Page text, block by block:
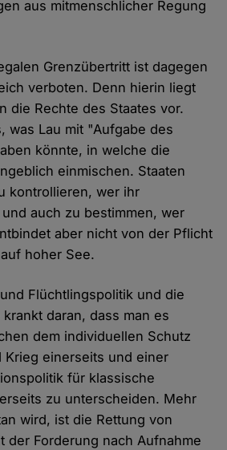
aus mitmenschlicher Regung
Grenzübertritt ist dagegen
verboten. Denn hierin liegt
die Rechte des Staates vor.
was Lau mit "Aufgabe des
könnte, in welche die
einmischen. Staaten
kontrollieren, wer ihr
auch zu bestimmen, wer
aber nicht von der Pflicht
hoher See.
Flüchtlingspolitik und die
daran, dass man es
dem individuellen Schutz
Krieg einerseits und einer
für klassische
zu unterscheiden. Mehr
wird, ist die Rettung von
der Forderung nach Aufnahme